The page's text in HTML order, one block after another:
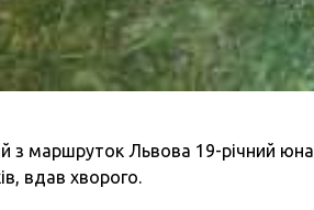
з маршруток Львова 19-річний
вдав хворого.